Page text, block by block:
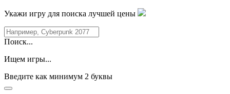
Укажи игру для поиска лучшей цены
Поиск...
Ищем игры...
Введите как минимум 2 буквы